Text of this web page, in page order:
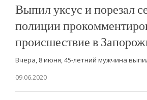
Выпил уксус и порезал
полиции
происшествие в
Вчера, 8 июня, 45-летний мужчина
09.06.2020